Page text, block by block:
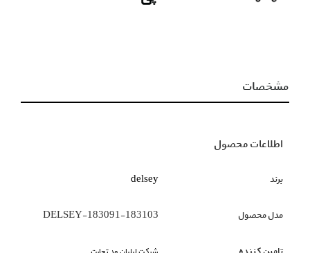
مشخصات
اطلاعات محصول
برند delsey
مدل محصول DELSEY-183091-183103